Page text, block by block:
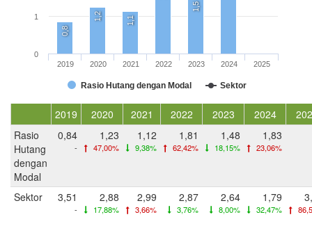
0,8
1,2 1,1
1,5
Rasio Hutang dengan Modal Sektor
2019 2020 2021 2022 2023 2024 2025
0
1
2019 2020 2021 2022 2023 2024
Rasio
Hutang
dengan
Modal
0,84
-
1,23
47,00%
1,12
9,38%
1,81
62,42%
1,48
18,15%
1,83
23,06%
Sektor 3,51
-
2,88
17,88%
2,99
3,66%
2,87
3,76%
2,64
8,00%
1,79
32,47%